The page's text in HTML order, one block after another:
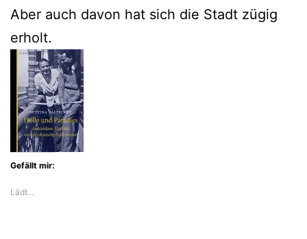
Aber auch davon hat sich die Stadt zügig
erholt.
Gefällt mir:
Lädt…